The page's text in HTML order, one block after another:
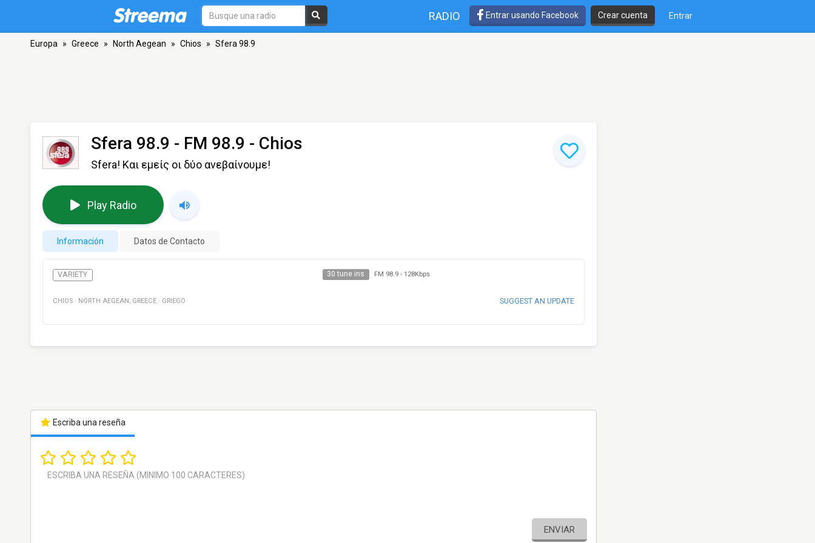
RADIO Entrar usando Facebook Crear cuenta Entrar
Europa » Greece » North Aegean » Chios » Sfera 98.9
Sfera 98.9 - FM 98.9 - Chios
Sfera! Και εμείς οι δύο ανεβαίνουμε!
Play Radio
Información Datos de Contacto
VARIETY 30 tune ins FM 98.9- 128Kbps
CHIOS · NORTH AEGEAN , GREECE · GRIEGO SUGGEST AN UPDATE
Escriba una reseña
ENVIAR